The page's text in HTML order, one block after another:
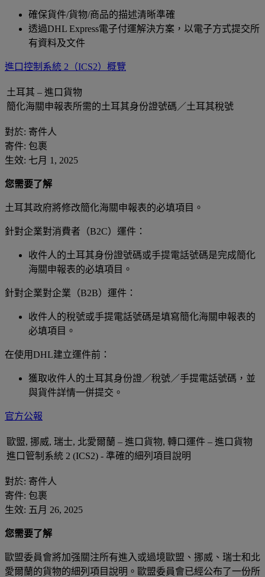
確保貨件/貨物/商品的描述清晰準確
透過DHL Express電子付運解決方案，以電子方式提交所
有資料及文件
進口控制系統 2（ICS2）概覽
土耳其 – 進口貨物
簡化海關申報表所需的土耳其身份證號碼／土耳其稅號
對於: 寄件人
寄件: 包裹
生效: 七月 1, 2025
您需要了解
土耳其政府將修改簡化海關申報表的必填項目。
針對企業對消費者（B2C）運件：
收件人的土耳其身份證號碼或手提電話號碼是完成簡化
海關申報表的必填項目。
針對企業對企業（B2B）運件：
收件人的稅號或手提電話號碼是填寫簡化海關申報表的
必填項目。
在使用DHL建立運件前：
獲取收件人的土耳其身份證／稅號／手提電話號碼，並
與貨件詳情一併提交。
官方公報
歐盟, 挪威, 瑞士, 北愛爾蘭 – 進口貨物, 轉口運件 – 進口貨物
進口管制系統 2 (ICS2) - 準確的細列項目說明
對於: 寄件人
寄件: 包裹
生效: 五月 26, 2025
您需要了解
歐盟委員會將加强關注所有進入或過境歐盟、挪威、瑞士和北
愛爾蘭的貨物的細列項目說明。歐盟委員會已經公布了一份所